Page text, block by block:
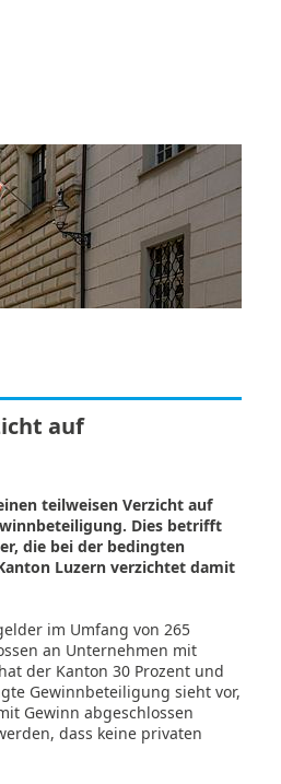
auf
teilweisen Verzicht auf
Dies betrifft
die bei der bedingten
Luzern verzichtet damit
im Umfang von 265
an Unternehmen mit
der Kanton 30 Prozent und
Gewinnbeteiligung sieht vor,
Gewinn abgeschlossen
dass keine privaten